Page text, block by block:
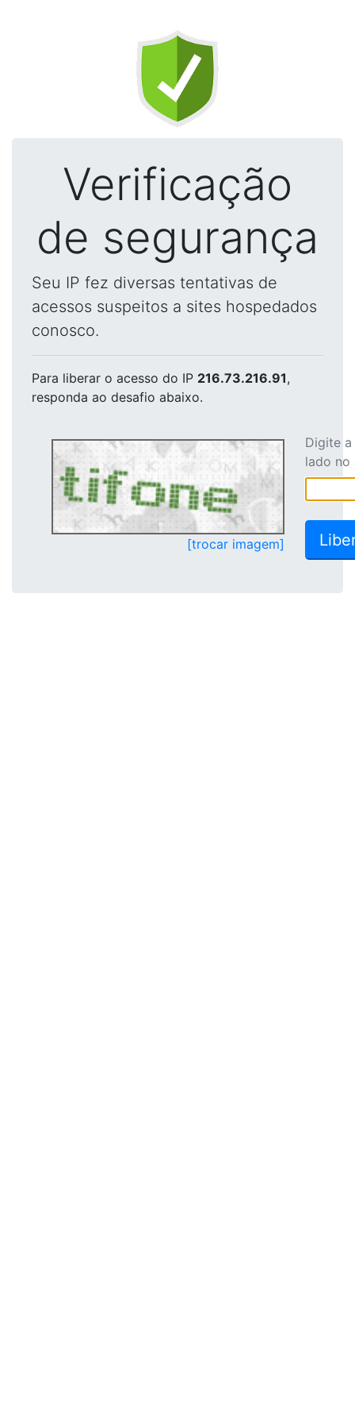
Verificação
de segurança
Seu IP fez diversas tentativas de
acessos suspeitos a sites hospedados
conosco.
Para liberar o acesso do IP 216.73.216.91,
responda ao desafio abaixo.
[trocar imagem]
Digite
lado no